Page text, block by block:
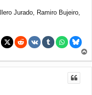
Jurado, Ramiro Bujeiro,
r
r